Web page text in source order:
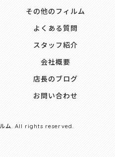
その他のフィルム
よくある質問
スタッフ紹介
会社概要
店長のブログ
お問い合わせ
ム. All rights reserved.